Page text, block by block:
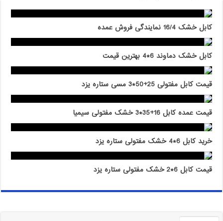
کابل خشک 16/4 نمایندگی فروش عمده
کابل خشک دماوند 6*4 بهترین قیمت
قیمت کابل مفتولی 25+50*3 مسی ستاره یزد
قیمت عمده کابل 16+35*3 خشک مفتولی سیمیا
خرید کابل 6*4 خشک مفتولی ستاره یزد
قیمت کابل 6*2 خشک مفتولی ستاره یزد